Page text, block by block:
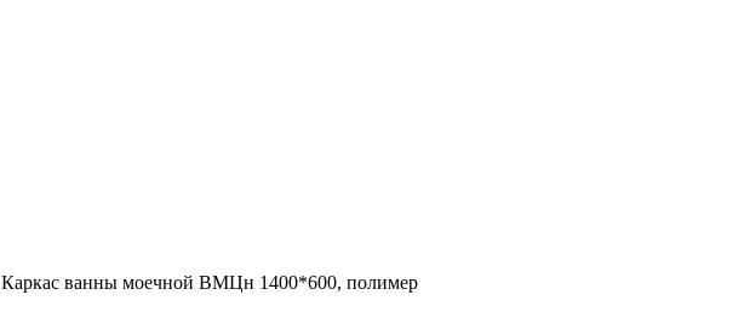
Каркас ванны моечной ВМЦн 1400*600, полимер